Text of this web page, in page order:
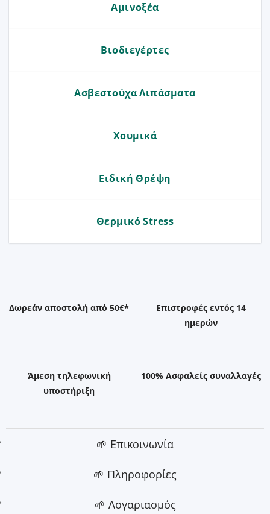
Αμινοξέα
Βιοδιεγέρτες
Ασβεστούχα Λιπάσματα
Χουμικά
Ειδική Θρέψη
Θερμικό Stress
Δωρεάν αποστολή από 50€*
Επιστροφές εντός 14
ημερών
Άμεση τηλεφωνική
υποστήριξη
100% Ασφαλείς συναλλαγές
🌱 Επικοινωνία
🌱 Πληροφορίες
🌱 Λογαριασμός